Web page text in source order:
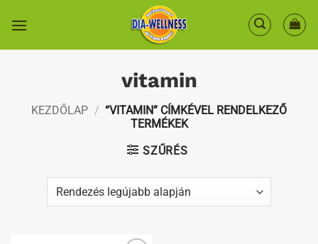
vitamin
KEZDŐLAP / “VITAMIN” CÍMKÉVEL RENDELKEZŐ
TERMÉKEK
SZŰRÉS